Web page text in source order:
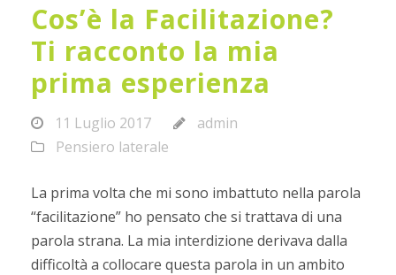
Cos’è la Facilitazione?
Ti racconto la mia
prima esperienza
11 Luglio 2017
admin
Pensiero laterale
La prima volta che mi sono imbattuto nella parola
“facilitazione” ho pensato che si trattava di una
parola strana. La mia interdizione derivava dalla
difficoltà a collocare questa parola in un ambito